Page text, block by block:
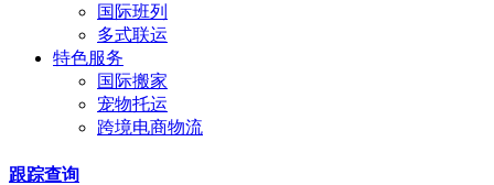
国际班列
多式联运
特色服务
国际搬家
宠物托运
跨境电商物流
跟踪查询